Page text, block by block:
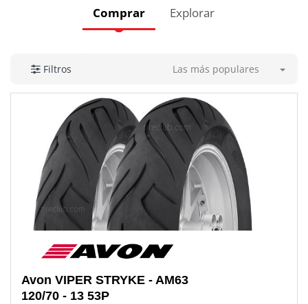
Comprar Explorar
Filtros Las más populares
Avon VIPER STRYKE - AM63
120/70 - 13 53P